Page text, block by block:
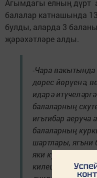
Агымдагы елның дүрт
балалар катнашында
булды, аларда 3
җәрәхәтләре алды.
-Чара
дөрес йөрүенә,
идарә
балаларның
игътибар аеруча
балаларның
шартлары, ягъни
яки
килеш машинага